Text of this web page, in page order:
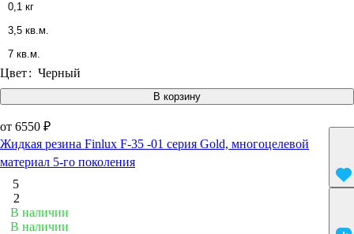
В корзину
0,1 кг
3,5 кв.м.
7 кв.м.
Цвет: Черный
от 6550 ₽
Жидкая резина Finlux F-35 -01 серия Gold, многоцелевой
материал 5-го поколения
5
2
В наличии
В наличии